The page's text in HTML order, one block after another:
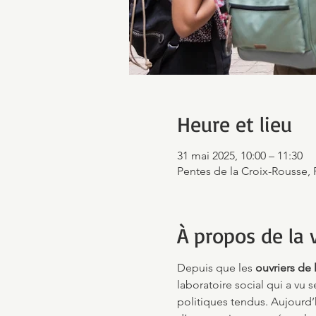
Heure et lieu
31 mai 2025, 10:00 – 11:30
Pentes de la Croix-Rousse,
À propos de la
Depuis que les ouvriers de
laboratoire social qui a vu
politiques tendus.